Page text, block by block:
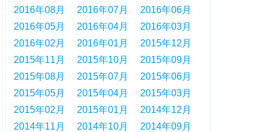
2016年08月
2016年07月
2016年06月
2016年05月
2016年04月
2016年03月
2016年02月
2016年01月
2015年12月
2015年11月
2015年10月
2015年09月
2015年08月
2015年07月
2015年06月
2015年05月
2015年04月
2015年03月
2015年02月
2015年01月
2014年12月
2014年11月
2014年10月
2014年09月